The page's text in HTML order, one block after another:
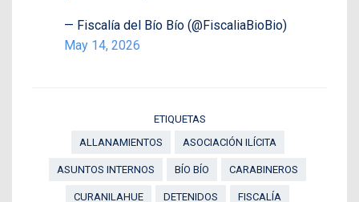
— Fiscalía del Bío Bío (@FiscaliaBioBio)
May 14, 2026
ETIQUETAS
ALLANAMIENTOS
ASOCIACIÓN ILÍCITA
ASUNTOS INTERNOS BÍO BÍO CARABINEROS
CURANILAHUE DETENIDOS FISCALÍA